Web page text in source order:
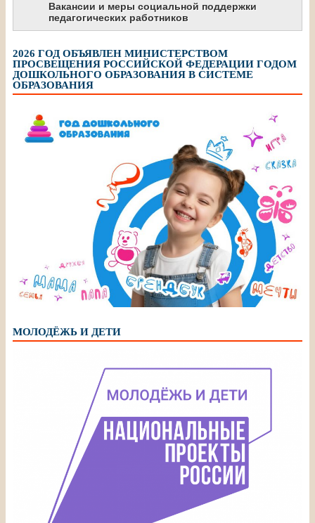
Вакансии и меры социальной поддержки
педагогических работников
2026 ГОД ОБЪЯВЛЕН МИНИСТЕРСТВОМ
ПРОСВЕЩЕНИЯ РОССИЙСКОЙ ФЕДЕРАЦИИ ГОДОМ
ДОШКОЛЬНОГО ОБРАЗОВАНИЯ В СИСТЕМЕ
ОБРАЗОВАНИЯ
МОЛОДЁЖЬ И ДЕТИ